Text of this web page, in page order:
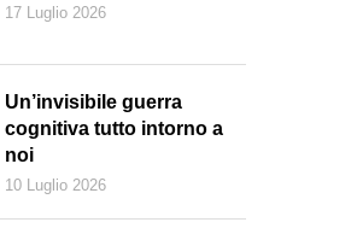
17 Luglio 2026
Un’invisibile guerra
cognitiva tutto intorno a
noi
10 Luglio 2026